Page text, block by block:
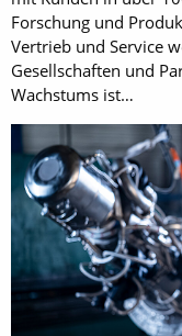
Forschung und
Vertrieb und Service
Gesellschaften und
Wachstums ist…